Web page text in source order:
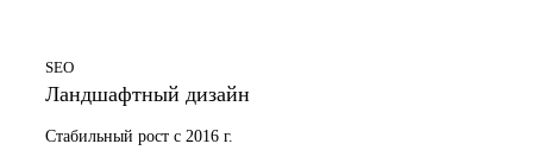
SEO
Ландшафтный дизайн
Стабильный рост с 2016 г.